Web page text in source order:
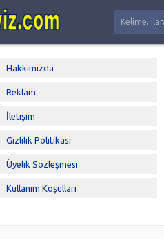
Hakkımızda
Reklam
İletişim
Gizlilik Politikası
Üyelik Sözleşmesi
Kullanım Koşulları